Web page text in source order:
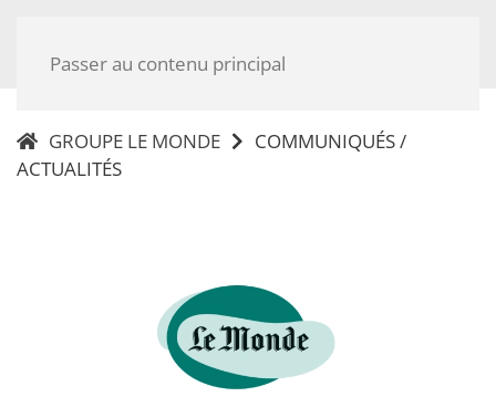
Passer au contenu principal
GROUPE LE MONDE
COMMUNIQUÉS /
ACTUALITÉS